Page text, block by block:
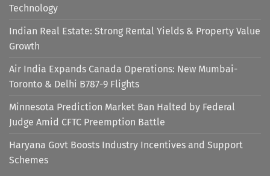
Technology
Indian Real Estate: Strong Rental Yields & Property Value
Growth
Air India Expands Canada Operations: New Mumbai-
Toronto & Delhi B787-9 Flights
Minnesota Prediction Market Ban Halted by Federal
Judge Amid CFTC Preemption Battle
Haryana Govt Boosts Industry Incentives and Support
Schemes